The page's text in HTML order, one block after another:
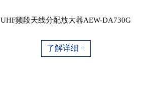
UHF频段天线分配放大器AEW-DA730G
了解详细 +